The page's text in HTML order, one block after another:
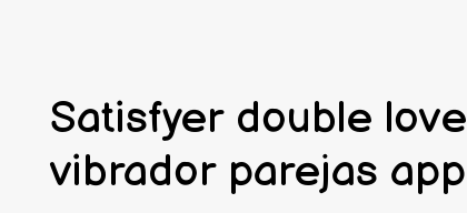
Satisfyer double love
vibrador parejas app